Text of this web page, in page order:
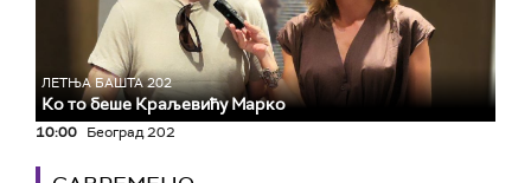
ЛЕТЊА БАШТА 202
Ко то беше Краљевићу Марко
10:00 Београд 202